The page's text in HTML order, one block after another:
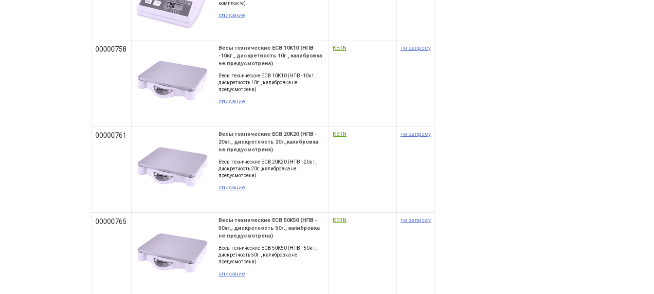
комплекте)
описание
00000758
Весы технические ECB 10K10 (НПВ
-10кг., дискретность 10г., калибровка
не предусмотрена)
Весы технические ECB 10K10 (НПВ -10кг.,
дискретность 10г., калибровка не
предусмотрена)
описание
KERN по запросу
00000761
Весы технические ECB 20K20 (НПВ -
20кг., дискретность 20г.,калибровка
не предусмотрена)
Весы технические ECB 20K20 (НПВ - 20кг.,
дискретность 20г.,калибровка не
предусмотрена)
описание
KERN по запросу
00000765
Весы технические ECB 50K50 (НПВ -
50кг., дискретность 50г., калибровка
не предусмотрена)
Весы технические ECB 50K50 (НПВ - 50кг.,
дискретность 50г., калибровка не
предусмотрена)
описание
KERN по запросу